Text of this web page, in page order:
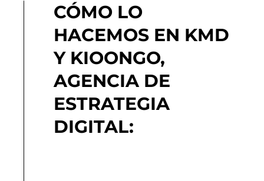
CÓMO LO
HACEMOS EN KMD
Y KIOONGO,
AGENCIA DE
ESTRATEGIA
DIGITAL: